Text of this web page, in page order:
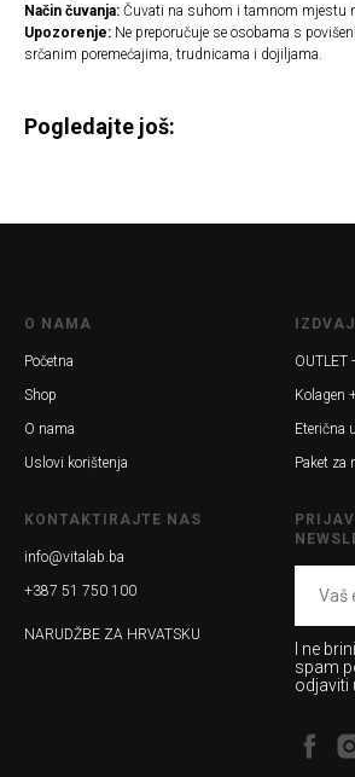
Način čuvanja: Čuvati na suhom i tamnom mjestu
Upozorenje: Ne preporučuje se osobama s
srčanim poremećajima, trudnicama i dojiljama.
Pogledajte još:
O NAMA
Početna
Shop
O nama
Uslovi korištenja
OUTLET
Kolagen
Eterična
Paket za
KONTAKTIRAJTE NAS
info@vitalab.ba
+387 51 750 100
NARUDŽBE ZA HRVATSKU
I ne
spam
odjaviti